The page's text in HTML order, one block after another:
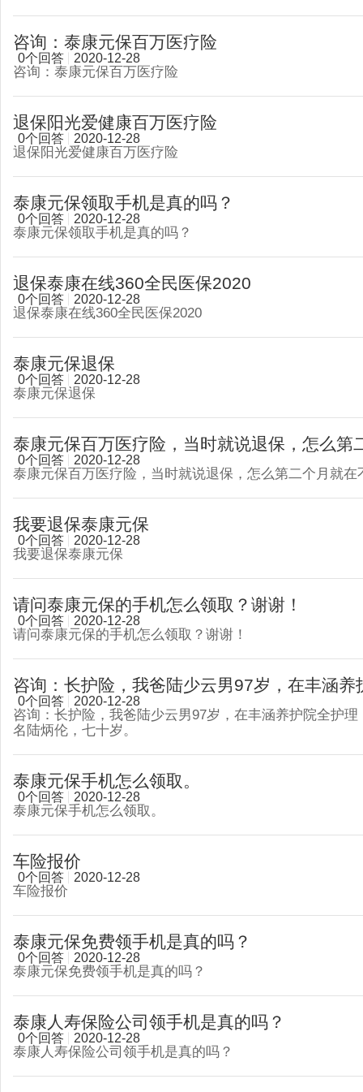
咨询：泰康元保百万医疗险
0个回答 2020-12-28
咨询：泰康元保百万医疗险
退保阳光爱健康百万医疗险
0个回答 2020-12-28
退保阳光爱健康百万医疗险
泰康元保领取手机是真的吗？
0个回答 2020-12-28
泰康元保领取手机是真的吗？
退保泰康在线360全民医保2020
0个回答 2020-12-28
退保泰康在线360全民医保2020
泰康元保退保
0个回答 2020-12-28
泰康元保退保
泰康元保百万医疗险，当时就说退保，怎么第
0个回答 2020-12-28
泰康元保百万医疗险，当时就说退保，怎么第二个月就
我要退保泰康元保
0个回答 2020-12-28
我要退保泰康元保
请问泰康元保的手机怎么领取？谢谢！
0个回答 2020-12-28
请问泰康元保的手机怎么领取？谢谢！
咨询：长护险，我爸陆少云男97岁，在丰涵养
0个回答 2020-12-28
咨询：长护险，我爸陆少云男97岁，在丰涵养护院全护
名陆炳伦，七十岁。
泰康元保手机怎么领取。
0个回答 2020-12-28
泰康元保手机怎么领取。
车险报价
0个回答 2020-12-28
车险报价
泰康元保免费领手机是真的吗？
0个回答 2020-12-28
泰康元保免费领手机是真的吗？
泰康人寿保险公司领手机是真的吗？
0个回答 2020-12-28
泰康人寿保险公司领手机是真的吗？